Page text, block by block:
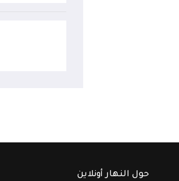
حول النهار أونلاين